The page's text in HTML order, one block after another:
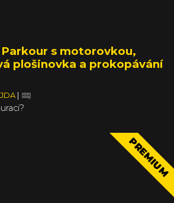
s motorovkou,
plošinovka a prokopávání
PREMIUM